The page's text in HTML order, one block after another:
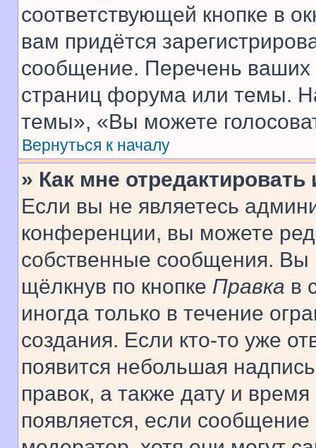
соответствующей кнопке в
вам придётся
сообщение. Перечень ваших
страниц форума или темы.
темы», «Вы можете
Вернуться к началу
» Как мне
Если вы не являетесь
конференции, вы можете
собственные сообщения. Вы
щёлкнув по кнопке Правка в
иногда только в течение
создания. Если кто-то уже
появится небольшая
правок, а также дату и
появляется, если